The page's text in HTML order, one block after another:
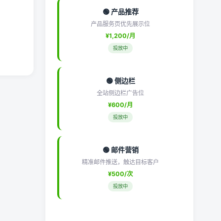
🟢 产品推荐
产品服务页优先展示位
¥1,200/月
投放中
🟢 侧边栏
全站侧边栏广告位
¥600/月
投放中
🟢 邮件营销
精准邮件推送，触达目标客户
¥500/次
投放中